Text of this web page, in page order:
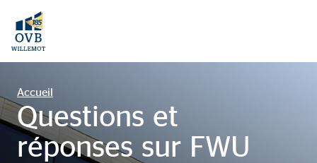
Accueil
Questions et
réponses sur FWU